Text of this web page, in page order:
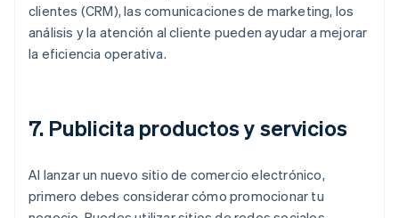
clientes (CRM), las comunicaciones de marketing, los
análisis y la atención al cliente pueden ayudar a mejorar
la eficiencia operativa.
7. Publicita productos y servicios
Al lanzar un nuevo sitio de comercio electrónico,
primero debes considerar cómo promocionar tu